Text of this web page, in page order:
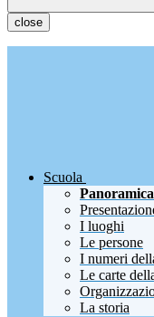
close
Scuola
Panoramica
I luoghi
Le persone
I numeri
Le carte
La storia